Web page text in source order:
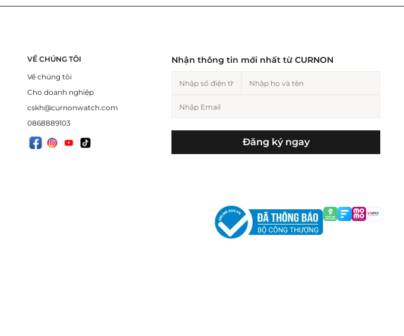
VỀ CHÚNG TÔI
Về chúng tôi
Cho doanh nghiệp
cskh@curnonwatch.com
0868889103
Nhận thông tin mới nhất từ CURNON
Đăng ký ngay